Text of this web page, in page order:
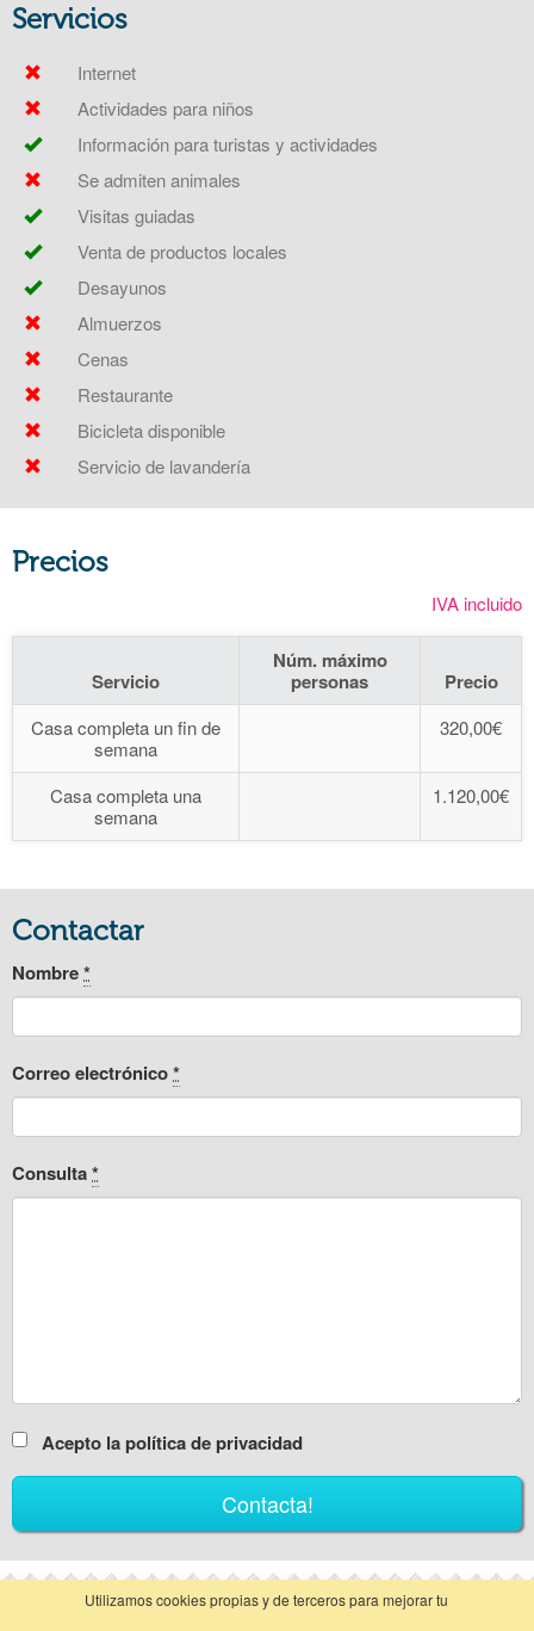
Servicios
Internet
Actividades para niños
Información para turistas y actividades
Se admiten animales
Visitas guiadas
Venta de productos locales
Desayunos
Almuerzos
Cenas
Restaurante
Bicicleta disponible
Servicio de lavandería
Precios
IVA incluido
Servicio
Núm. máximo
personas
Precio
Casa completa un fin de
semana
320,00€
Casa completa una
semana
1.120,00€
Contactar
Nombre*
Correo electrónico*
Consulta*
Acepto la política de privacidad
Utilizamos cookies propias y de terceros para mejorar tu